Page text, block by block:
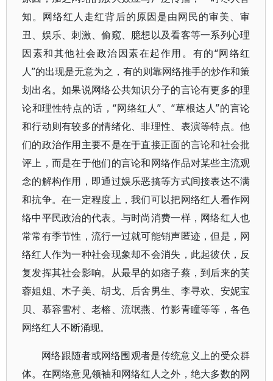
知。网络红人走红背后的原因是由网民的审美、审
丑、娱乐、刺激、偷窥、臆想以及看客等一系列心理
因素和其他社会政治因素在起作用。有的“网络红
人”的出现是无意为之，有的则靠网络推手的炒作和策
划出名。如果说网络公共知识分子的言论有更多的理
论和理性特点的话，“网络红人”、“草根达人”的言论
和行动则有较多的情绪化、非理性、表演等特点。他
们的政治作用主要不是在于直接正面的言论和社会批
评上，而是在于他们的言论和网络作品对某些主流观
念的解构作用，即通过娱乐恶搞等方式间接表达不满
和抗争。在一定程度上，我们可以把网络红人看作网
络中平民政治的代表。与时尚消费一样，网络红人也
常常有季节性，流行一过就可能销声匿迹，但是，网
络红人作为一种社会现象却不会消失，此起彼伏，反
复发挥其社会影响。从最早的如痞子蔡，到后来的芙
蓉姐姐、木子美、胡戈、后舍男生、李寻欢、安妮宝
贝、慕容雪村、老榕、流氓燕、竹影青瞳等等，各色
网络红人不断涌现。
网络跟随者或网络围观者是传统意义上的受众群
体。在网络意见领袖和网络红人之外，绝大多数的网